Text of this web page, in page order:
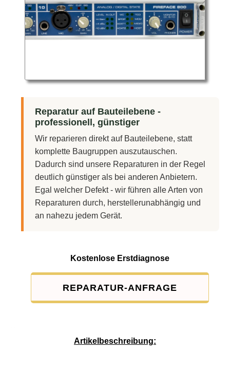
Reparatur auf Bauteilebene -
professionell, günstiger
Wir reparieren direkt auf Bauteilebene, statt
komplette Baugruppen auszutauschen.
Dadurch sind unsere Reparaturen in der Regel
deutlich günstiger als bei anderen Anbietern.
Egal welcher Defekt - wir führen alle Arten von
Reparaturen durch, herstellerunabhängig und
an nahezu jedem Gerät.
Kostenlose Erstdiagnose
REPARATUR-ANFRAGE
Artikelbeschreibung: